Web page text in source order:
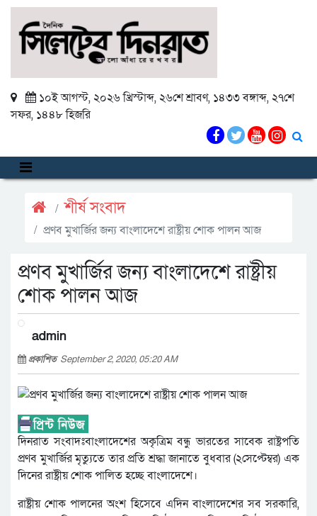
১০ই আগস্ট, ২০২৬ খ্রিস্টাব্দ, ২৬শে শ্রাবণ, ১৪৩৩ বঙ্গাব্দ, ২৭শে
সফর, ১৪৪৮ হিজরি
শীর্ষ সংবাদ
প্রণব মুখার্জির জন্য বাংলাদেশে রাষ্ট্রীয় শোক পালন আজ
প্রণব মুখার্জির জন্য বাংলাদেশে রাষ্ট্রীয়
শোক পালন আজ
admin
প্রকাশিত September 2, 2020, 05:20 AM
দিনরাত সংবাদঃবাংলাদেশের অকৃত্রিম বন্ধু ভারতের সাবেক রাষ্ট্রপতি
প্রণব মুখার্জির মৃত্যুতে তার প্রতি শ্রদ্ধা জানাতে বুধবার (২সেপ্টেম্বর) এক
দিনের রাষ্ট্রীয় শোক পালিত হচ্ছে বাংলাদেশে।
রাষ্ট্রীয় শোক পালনের অংশ হিসেবে এদিন বাংলাদেশের সব সরকারি,